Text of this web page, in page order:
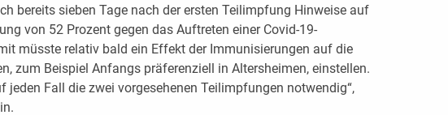
bereits sieben Tage nach der ersten Teilimpfung Hinweise auf
von 52 Prozent gegen das Auftreten einer Covid-19-
müsste relativ bald ein Effekt der Immunisierungen auf die
zum Beispiel Anfangs präferenziell in Altersheimen, einstellen.
jeden Fall die zwei vorgesehenen Teilimpfungen notwendig“,